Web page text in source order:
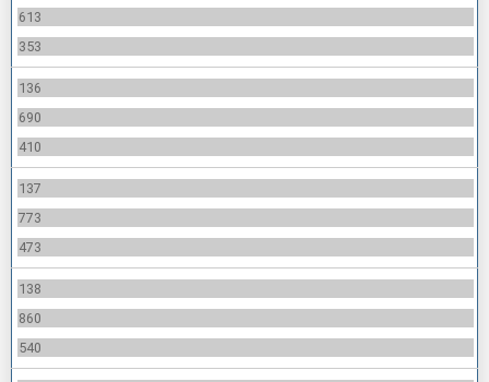
613
353
136
690
410
137
773
473
138
860
540